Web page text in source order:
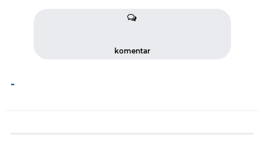
komentar
-